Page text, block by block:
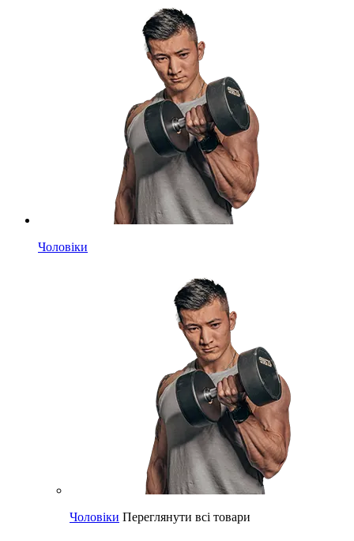
Чоловіки
Чоловіки Переглянути всі товари